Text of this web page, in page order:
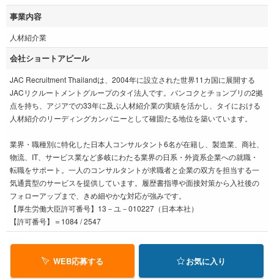
事業内容
人材紹介業
会社ショートアピール
JAC Recruitment Thailandは、2004年に設立された世界11カ国に展開する
JACリクルートメントグループのタイ法人です。バンコクとチョンブリの2拠
点を持ち、アジアでの33年に及ぶ人材紹介業の実績を活かし、タイにおける
人材紹介のリーディングカンパニーとして確固たる地位を築いています。
業界・職種別に特化した日本人コンサルタント6名が在籍し、製造業、商社、
物流、IT、サービス業など多岐にわたる業界の日系・外資系企業への就職・
転職をサポート。一人のコンサルタントが求職者と企業の双方を担当する一
気通貫型のサービスを提供しています。履歴書指導や面接対策から入社後の
フォローアップまで、きめ細やかな対応が強みです。
【厚生労働大臣許可番号】13－ユ－010227（日本本社）
【許可番号】＝1084 / 2547
WEB応募する お気に入り